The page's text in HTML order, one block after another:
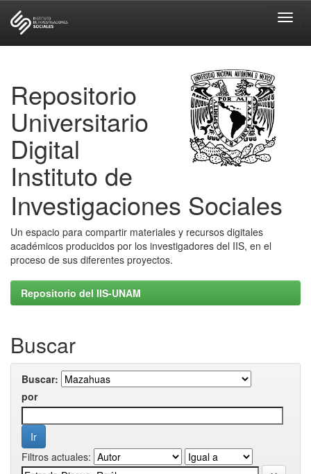
Repositorio
Universitario
Digital
Instituto de
Investigaciones Sociales
Un espacio para compartir materiales y recursos digitales
académicos producidos por los investigadores del IIS, en el
proceso de sus diferentes proyectos.
Repositorio del IIS-UNAM
Buscar
Buscar:
por
Filtros actuales: